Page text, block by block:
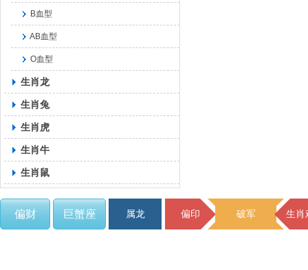
B血型
AB血型
O血型
生肖龙
生肖兔
生肖虎
生肖牛
生肖鼠
偏财 巨蟹座 偏印 破军 生肖
属龙